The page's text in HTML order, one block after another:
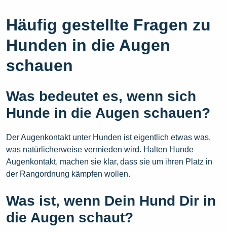
Häufig gestellte Fragen zu
Hunden in die Augen
schauen
Was bedeutet es, wenn sich
Hunde in die Augen schauen?
Der Augenkontakt unter Hunden ist eigentlich etwas was,
was natürlicherweise vermieden wird. Halten Hunde
Augenkontakt, machen sie klar, dass sie um ihren Platz in
der Rangordnung kämpfen wollen.
Was ist, wenn Dein Hund Dir in
die Augen schaut?